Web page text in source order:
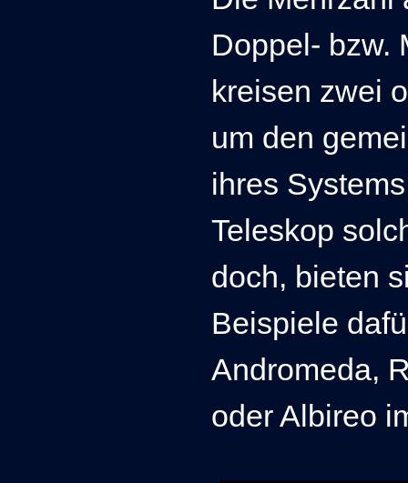
Doppel- bzw.
kreisen zwei
um den
ihres
Teleskop
doch, bieten
Beispiele
Andromeda,
oder Albireo